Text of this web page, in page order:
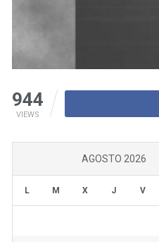
944
VIEWS
AGOSTO 2026
L M X J V